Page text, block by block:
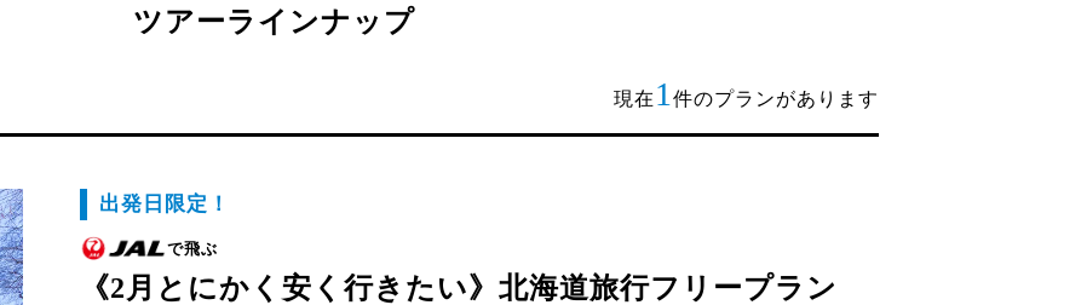
ツアーラインナップ
現在 1 件のプランがあります
出発日限定！
で飛ぶ
《2月とにかく安く行きたい》北海道旅行フリープラン